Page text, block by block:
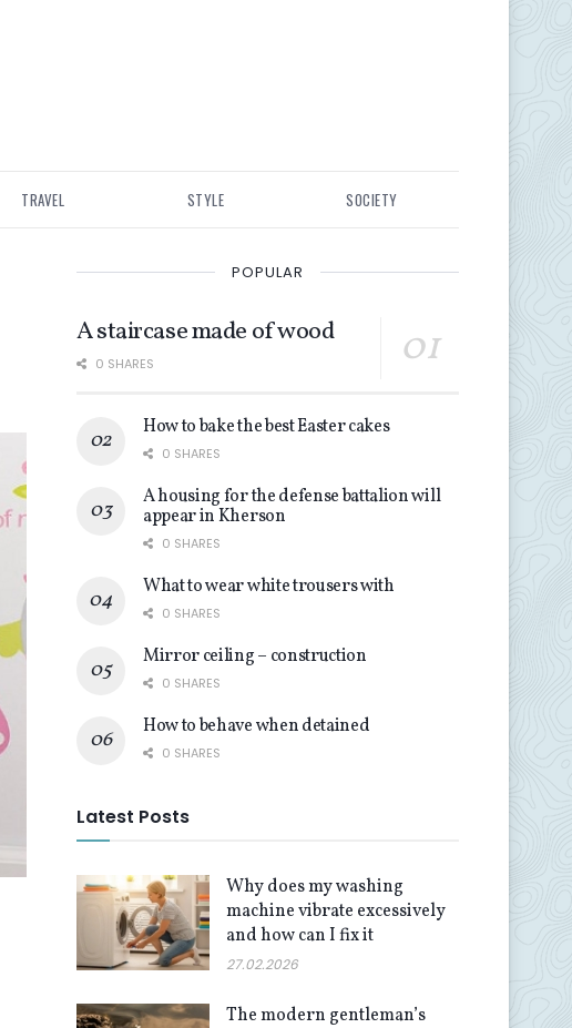
TRAVEL STYLE SOCIETY
POPULAR
A staircase made of wood
0 SHARES
How to bake the best Easter cakes
0 SHARES
A housing for the defense battalion will
appear in Kherson
0 SHARES
What to wear white trousers with
0 SHARES
Mirror ceiling – construction
0 SHARES
How to behave when detained
0 SHARES
Latest Posts
Why does my washing
machine vibrate excessively
and how can I fix it
27.02.2026
The modern gentleman’s